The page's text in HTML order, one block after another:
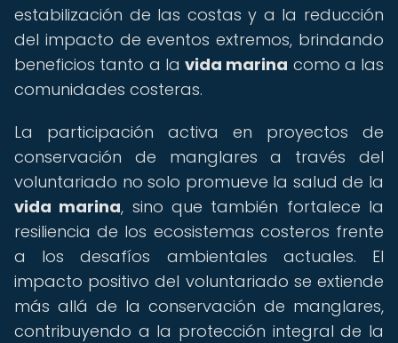
estabilización de las costas y a la reducción
del impacto de eventos extremos, brindando
beneficios tanto a la vida marina como a las
comunidades costeras.
La participación activa en proyectos de
conservación de manglares a través del
voluntariado no solo promueve la salud de la
vida marina, sino que también fortalece la
resiliencia de los ecosistemas costeros frente
a los desafíos ambientales actuales. El
impacto positivo del voluntariado se extiende
más allá de la conservación de manglares,
contribuyendo a la protección integral de la